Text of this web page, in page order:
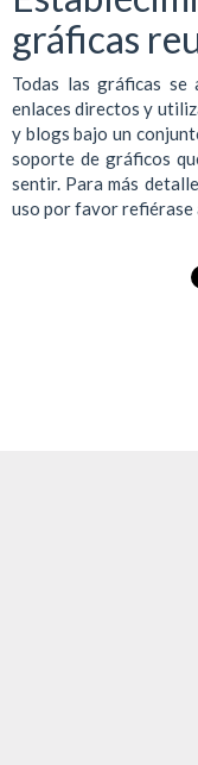
gráficas
Todas las gráficas se
enlaces directos y
y blogs bajo un
soporte de gráficos
sentir. Para más
uso por favor refiérase